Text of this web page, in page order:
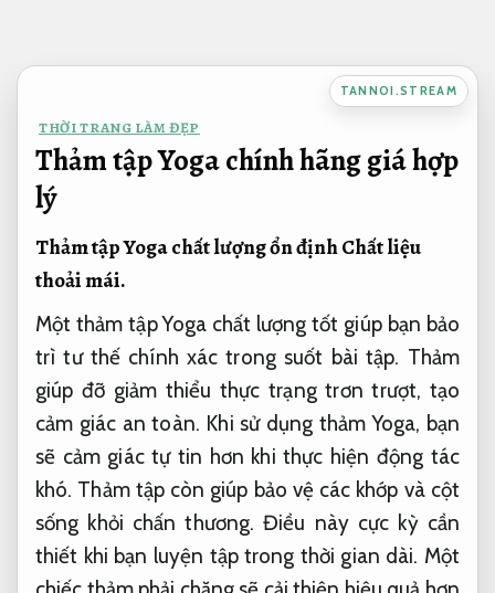
nội
TANNOI.STREAM
THỜI TRANG LÀM ĐẸP
Thảm tập Yoga chính hãng giá hợp
lý
Thảm tập Yoga chất lượng ổn địnhChất liệu
thoải mái.
Một thảm tập Yoga chất lượng tốt giúp bạn bảo
trì tư thế chính xác trong suốt bài tập. Thảm
giúp đỡ giảm thiểu thực trạng trơn trượt, tạo
cảm giác an toàn. Khi sử dụng thảm Yoga, bạn
sẽ cảm giác tự tin hơn khi thực hiện động tác
khó. Thảm tập còn giúp bảo vệ các khớp và cột
sống khỏi chấn thương. Điều này cực kỳ cần
thiết khi bạn luyện tập trong thời gian dài. Một